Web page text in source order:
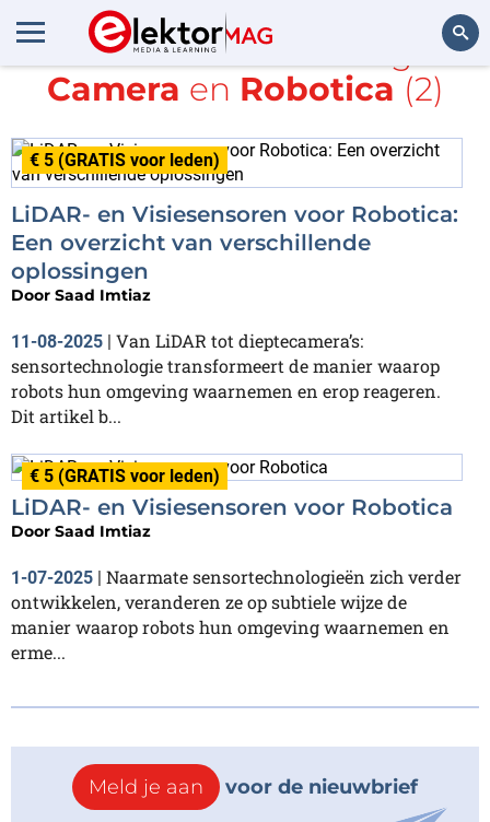
Zoeken
Alle items met de tags
Camera en Robotica (2)
€ 5 (GRATIS voor leden)
LiDAR- en Visiesensoren voor Robotica:
Een overzicht van verschillende
oplossingen
Door Saad Imtiaz
11-08-2025 | Van LiDAR tot dieptecamera’s:
sensortechnologie transformeert de manier waarop
robots hun omgeving waarnemen en erop reageren.
Dit artikel b...
€ 5 (GRATIS voor leden)
LiDAR- en Visiesensoren voor Robotica
Door Saad Imtiaz
1-07-2025 | Naarmate sensortechnologieën zich verder
ontwikkelen, veranderen ze op subtiele wijze de
manier waarop robots hun omgeving waarnemen en
erme...
Meld je aan voor de nieuwbrief